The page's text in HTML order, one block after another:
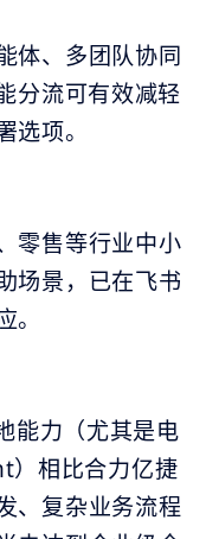
体、多团队协同
分流可有效减轻
项。
零售等行业中小
场景，已在飞书
能力（尤其是电
）相比合力亿捷
、复杂业务流程